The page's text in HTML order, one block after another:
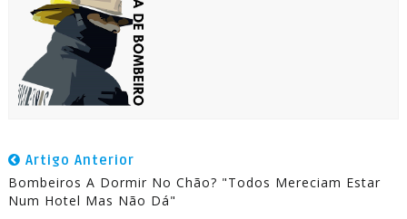
Artigo Anterior
Bombeiros A Dormir No Chão? "Todos Mereciam Estar
Num Hotel Mas Não Dá"